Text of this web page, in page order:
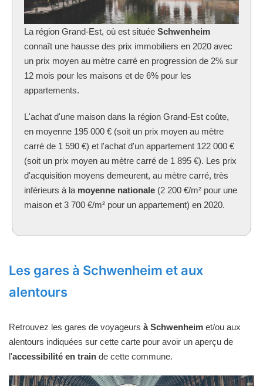
La région Grand-Est, où est située Schwenheim
connaît une hausse des prix immobiliers en 2020 avec
un prix moyen au mètre carré en progression de 2% sur
12 mois pour les maisons et de 6% pour les
appartements.
L'achat d'une maison dans la région Grand-Est coûte,
en moyenne 195 000 € (soit un prix moyen au mètre
carré de 1 590 €) et l'achat d'un appartement 122 000 €
(soit un prix moyen au mètre carré de 1 895 €). Les prix
d'acquisition moyens demeurent, au mètre carré, très
inférieurs à la moyenne nationale (2 200 €/m² pour une
maison et 3 700 €/m² pour un appartement) en 2020.
Les gares à Schwenheim et aux
alentours
Retrouvez les gares de voyageurs à Schwenheim et/ou aux
alentours indiquées sur cette carte pour avoir un aperçu de
l'accessibilité en train de cette commune.